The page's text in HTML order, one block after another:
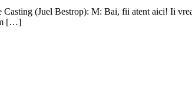
(Juel Bestrop): M: Bai, fii atent aici! Ii
[…]